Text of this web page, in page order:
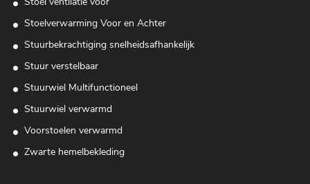
Stoelverwarming Voor en Achter
Stuurbekrachtiging snelheidsafhankelijk
Stuur verstelbaar
Stuurwiel Multifunctioneel
Stuurwiel verwarmd
Voorstoelen verwarmd
Zwarte hemelbekleding